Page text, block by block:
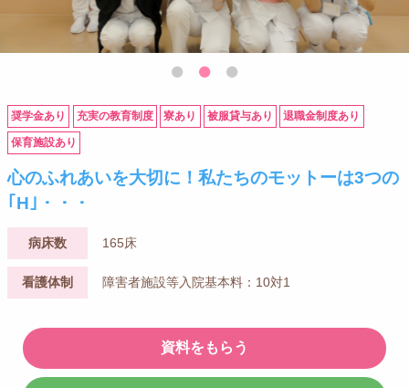
奨学金あり 充実の教育制度 寮あり 被服貸与あり 退職金制度あり
保育施設あり
心のふれあいを大切に！私たちのモットーは3つの
｢H｣・・・
病床数 165床
看護体制 障害者施設等入院基本料：10対1
資料をもらう